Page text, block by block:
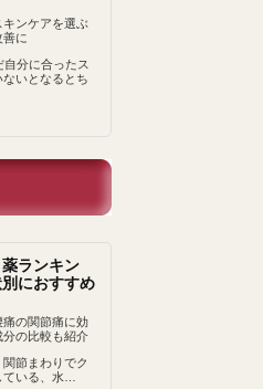
キンケアを選ぶ
善に
分に合ったス
いとなるとち
薬ランキン
におすすめ
痛の関節痛に効
分の比較も紹介
節まわりでク
ている、水…